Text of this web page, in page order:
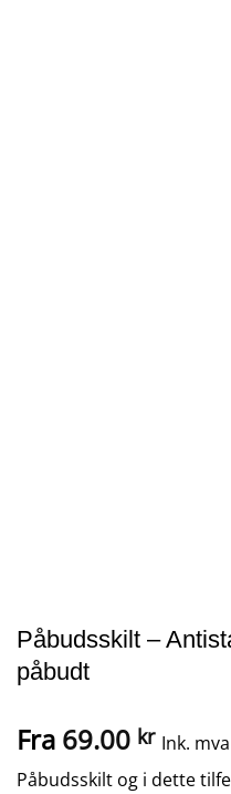
Påbudsskilt –
påbudt
Fra 69.00 kr Ink. mva
Påbudsskilt og i dette